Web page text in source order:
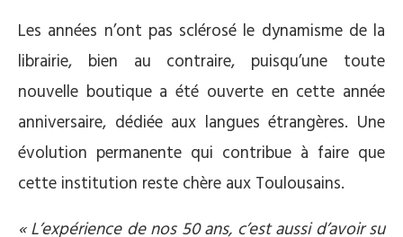
Les années n’ont pas sclérosé le dynamisme de la
librairie, bien au contraire, puisqu’une toute
nouvelle boutique a été ouverte en cette année
anniversaire, dédiée aux langues étrangères. Une
évolution permanente qui contribue à faire que
cette institution reste chère aux Toulousains.
« L’expérience de nos 50 ans, c’est aussi d’avoir su